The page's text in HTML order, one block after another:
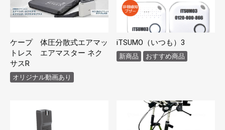
ケープ 体圧分散式エアマッ
トレス エアマスター ネク
サスR
オリジナル動画あり
iTSUMO（いつも）3
新商品 おすすめ商品